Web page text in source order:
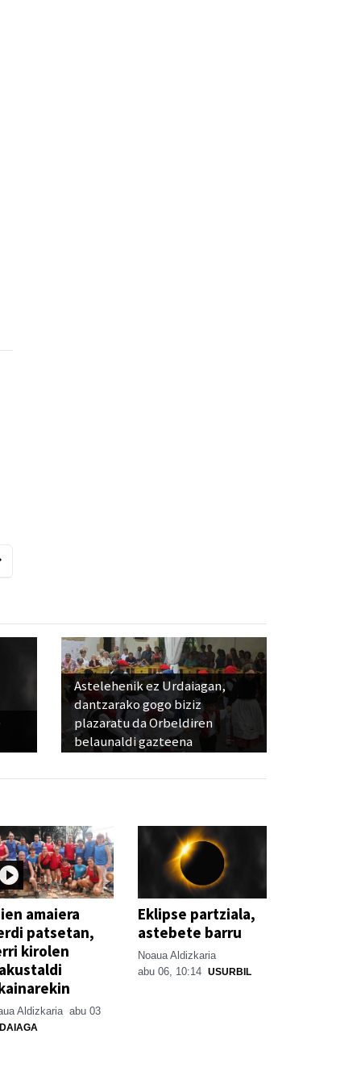
Astelehenik ez Urdaiagan,
dantzarako gogo biziz
plazaratu da Orbeldiren
belaunaldi gazteena
amaiera
patsetan,
kirolen
Aldizkaria abu 03
Eklipse partziala,
astebete barru
Noaua Aldizkaria
abu 06, 10:14 USURBIL